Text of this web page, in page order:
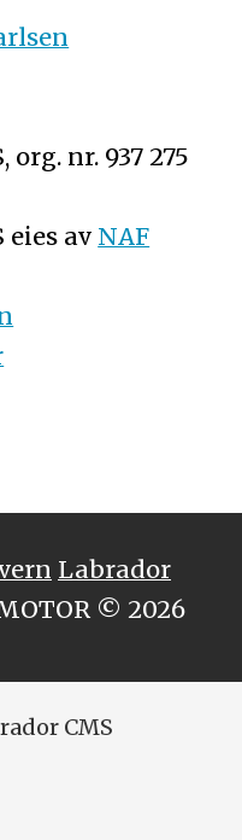
nr. 937 275
av NAF
Labrador
© 2026
CMS